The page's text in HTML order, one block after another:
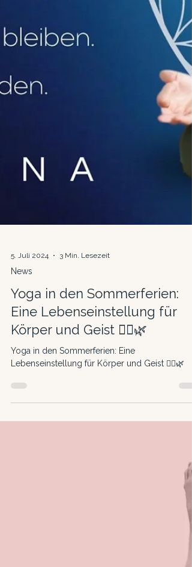
5. Juli 2024 3 Min. Lesezeit
News
Yoga in den Sommerferien:
Eine Lebenseinstellung für
Körper und Geist 🧘‍♀️🌿
Yoga in den Sommerferien: Eine